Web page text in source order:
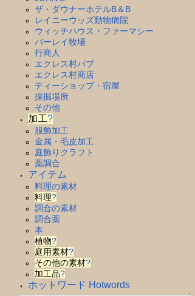
ザ・ダウナーホテルB＆B
レイニーウッズ動物病院
ウィッチハウス・ファーマシー
バーレイ牧場
行商人
エクレス村パブ
エクレス村商店
ティーショップ・宿屋
採掘場所
その他
加工?
服飾加工
金属・毛皮加工
庭飾りクラフト
薬調合
アイテム
料理の素材
料理?
調合の素材
調合薬
本
植物?
庭用素材?
その他の素材?
加工品?
ホットワード Hotwords
↑